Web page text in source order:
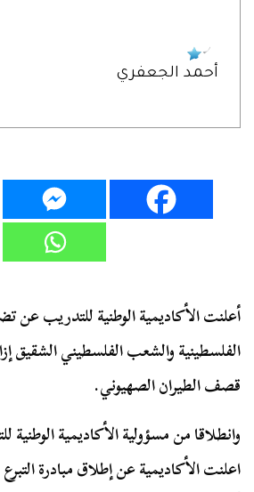
أحمد الجعفري
أعلنت الأكاديمية الوطنية للتدريب عن
الفلسطينية والشعب الفلسطيني الشقيق
قصف الطيران الصهيوني.
وانطلاقا من مسؤولية الأكاديمية
اعلنت الأكاديمية عن إطلاق مبادرة